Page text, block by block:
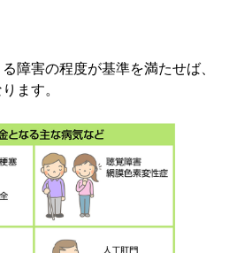
障害の程度が基準を満たせば、
ます。